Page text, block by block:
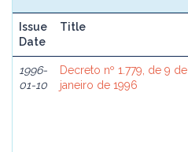
Issue
Date
Title
1996-
01-10
Decreto nº 1.779, de 9 de
janeiro de 1996